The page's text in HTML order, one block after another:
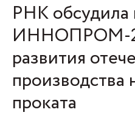
РНК обсудила
ИННОПРОМ-
развития
проката